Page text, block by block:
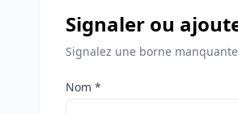
Signaler ou
Signalez une borne
Nom *